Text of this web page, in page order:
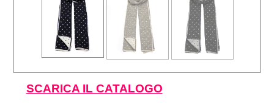
SCARICA IL CATALOGO